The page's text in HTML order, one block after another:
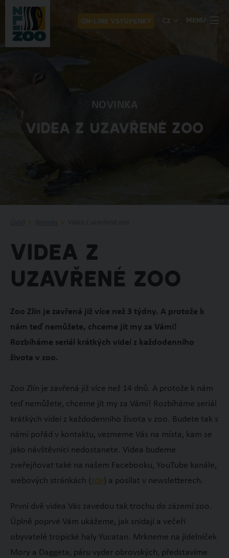
ON-LINE VSTUPENKY CZ MENU
NOVINKA
VIDEA Z UZAVŘENÉ ZOO
Videa z
uzavřené zoo
Zoo Zlín je zavřená již více než 3 týdny. A protože k
nám teď nemůžete, chceme jít my za Vámi!
Rozbíháme seriál krátkých videí z každodenního
života v zoo.
Zoo Zlín je zavřená již více než 14 dnů. A protože k nám
teď nemůžete, chceme jít my za Vámi! Rozbíháme seriál
krátkých videí z každodenního života v zoo. Budete tak s
námi pořád v kontaktu, vezmeme Vás na místa, kam se
jako návštěvníci nedostanete. Videa budeme
zveřejňovat také na našem Facebooku, YouTube kanále,
webových stránkách (zde) a posílat v newsletterech.
První dvě videa Vás zavedou tak trochu do zázemí zoo.
Úplně poprvé Vám ukážeme, jak snídají a večeří
obyvatelé tropické haly Yucatan. Mrkneme na jídelníček
Mory a Daggeta, páru vyder obrovských, představíme